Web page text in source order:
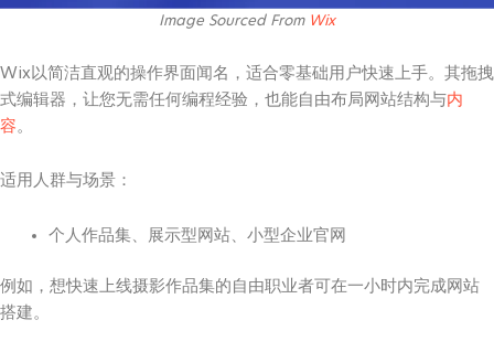
Image Sourced From Wix
Wix以简洁直观的操作界面闻名，适合零基础用户快速上手。其拖拽
式编辑器，让您无需任何编程经验，也能自由布局网站结构与内
容 。
适用人群与场景：
个人作品集、展示型网站、小型企业官网
例如，想快速上线摄影作品集的自由职业者可在一小时内完成网站
搭建。